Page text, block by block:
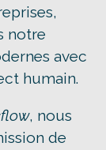
notre
avec
humain.
, nous
de